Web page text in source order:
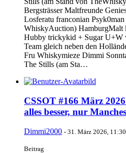
Bergsträsser Maltfreunde
Losferatu franconian
WhiskyAuction) HamburgMalt
Hubby trickykid + Sugar U+W
Team gleich neben den
Fru Whiskymieze Dimmi
The Stills (am Sta…
CSSOT #166 März
alles besser, nur
Dimmi2000 - 31. März 2026, 11:30
Beitrag